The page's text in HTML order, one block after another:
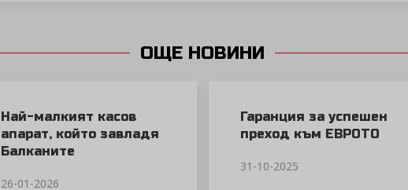
ОЩЕ НОВИНИ
Най-малкият касов
апарат, който завладя
Балканите
26-01-2026
Гаранция за успешен
преход към ЕВРОТО
31-10-2025